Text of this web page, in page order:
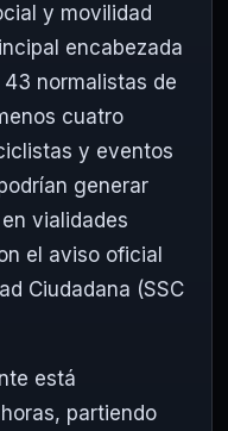
y movilidad
encabezada
normalistas de
cuatro
y eventos
generar
vialidades
el aviso oficial
Ciudadana (SSC
está
partiendo